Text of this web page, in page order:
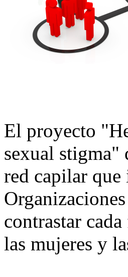
El proyecto
sexual stigma"
red capilar
contrastar
las mujeres y